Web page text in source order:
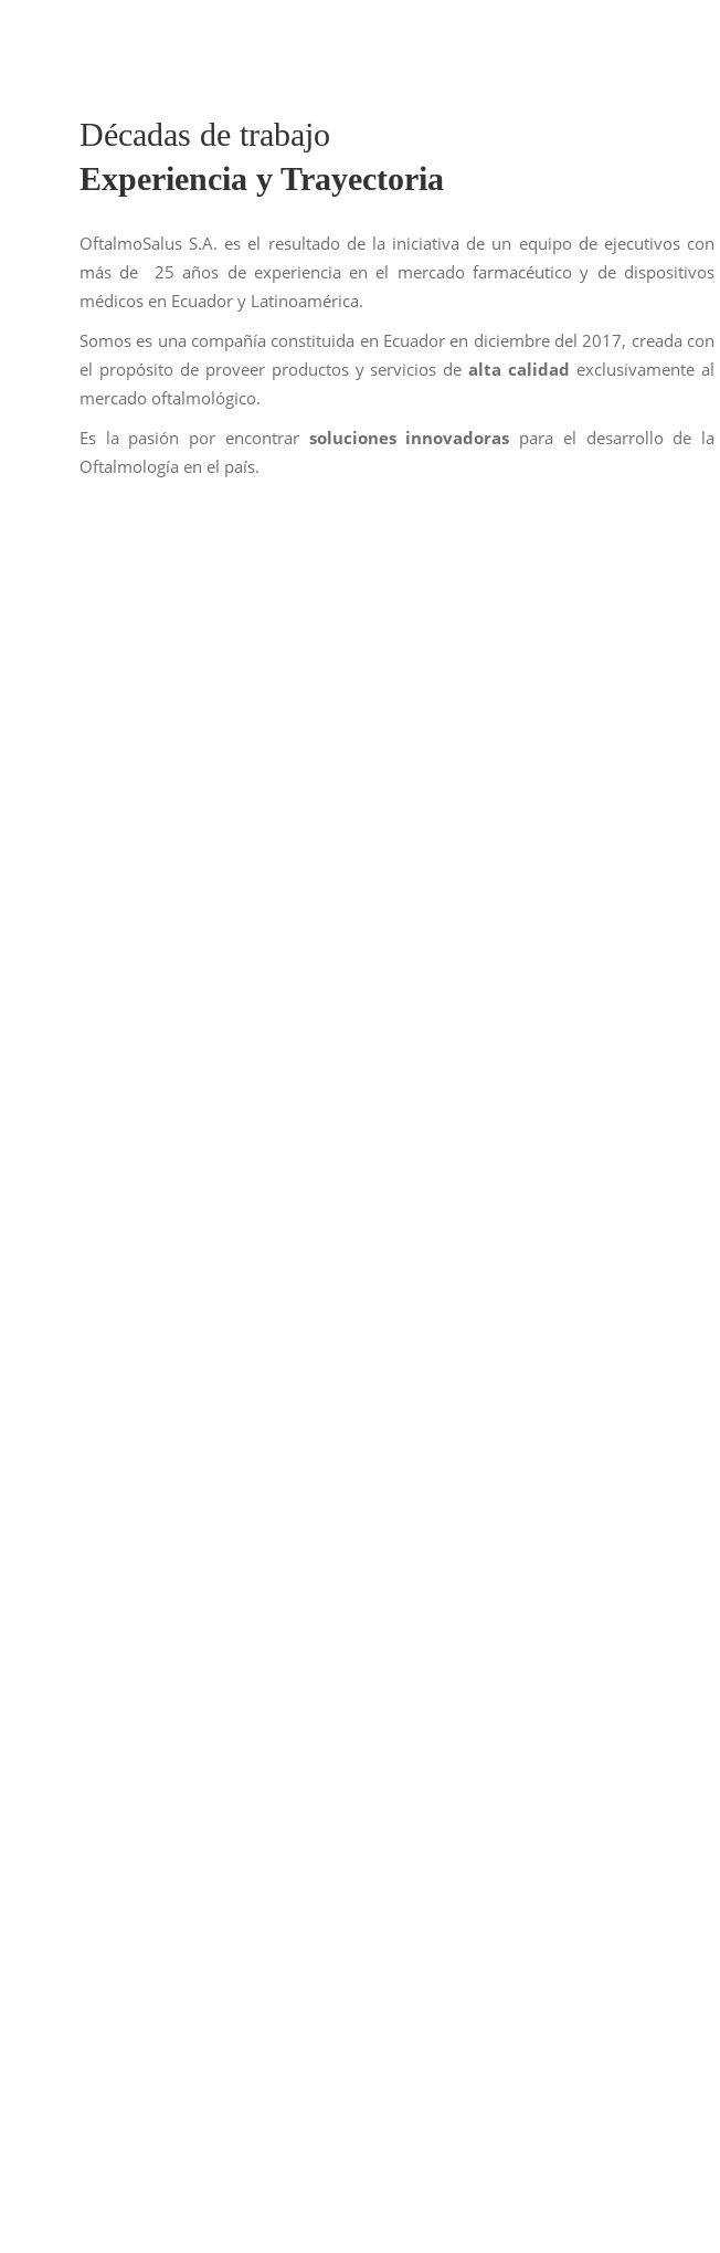
Décadas de trabajo
Experiencia y Trayectoria
OftalmoSalus S.A. es el resultado de la iniciativa de un equipo de ejecutivos con
más de
25 años de experiencia en el mercado farmacéutico y de dispositivos
médicos en Ecuador y Latinoamérica.
Somos es una compañía constituida en Ecuador en diciembre del 2017, creada con
el propósito de proveer productos y servicios dealta calidad exclusivamente al
mercado oftalmológico.
Es la pasión por encontrar soluciones innovadoras para el desarrollo de la
Oftalmología en el país.